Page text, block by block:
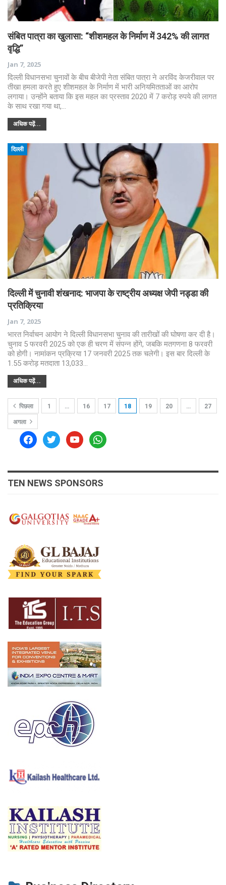
संबित पात्रा का खुलासा: “शीशमहल के निर्माण में 342% की लागत
वृद्धि”
Jan 7, 2025
दिल्ली विधानसभा चुनावों के बीच बीजेपी नेता संबित पात्रा ने अरविंद केजरीवाल पर
तीखा हमला करते हुए शीशमहल के निर्माण में भारी अनियमितताओं का आरोप
लगाया। उन्होंने बताया कि इस महल का प्रस्ताव 2020 में 7 करोड़ रुपये की लागत
के साथ रखा गया था,…
अधिक पढ़ें...
दिल्ली
दिल्ली में चुनावी शंखनाद: भाजपा के राष्ट्रीय अध्यक्ष जेपी नड्डा की
प्रतिक्रिया
Jan 7, 2025
भारत निर्वाचन आयोग ने दिल्ली विधानसभा चुनाव की तारीखों की घोषणा कर दी है।
चुनाव 5 फरवरी 2025 को एक ही चरण में संपन्न होंगे, जबकि मतगणना 8 फरवरी
को होगी। नामांकन प्रक्रिया 17 जनवरी 2025 तक चलेगी। इस बार दिल्ली के
1.55 करोड़ मतदाता 13,033…
अधिक पढ़ें...
पिछला 1 … 16 17 18 19 20 … 27
अगला
facebooktwitteryoutubewhatsapp
TEN NEWS SPONSORS